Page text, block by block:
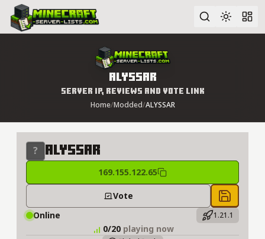
Advanced search
ALYSSAR
Server IP, Reviews and Vote Link
Home/Modded/ALYSSAR
ALYSSAR
169.155.122.65
Vote Save to
Online 1.21.1
0/20 playing now